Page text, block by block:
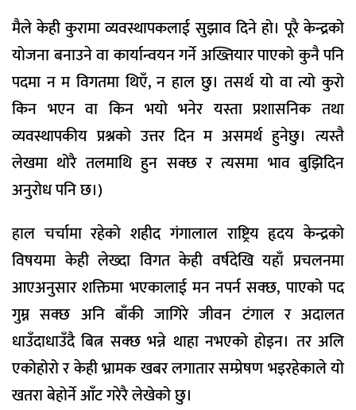
मैले केही कुरामा व्यवस्थापकलाई सुझाव दिने हो। पूरै केन्द्रको
योजना बनाउने वा कार्यान्वयन गर्ने अख्तियार पाएको कुनै पनि
पदमा न म विगतमा थिएँ, न हाल छु। तसर्थ यो वा त्यो कुरो
किन भएन वा किन भयो भनेर यस्ता प्रशासनिक तथा
व्यवस्थापकीय प्रश्नको उत्तर दिन म असमर्थ हुनेछु। त्यस्तै
लेखमा थोरै तलमाथि हुन सक्छ र त्यसमा भाव बुझिदिन
अनुरोध पनि छ।)
हाल चर्चामा रहेको शहीद गंगालाल राष्ट्रिय हृदय केन्द्रको
विषयमा केही लेख्दा विगत केही वर्षदेखि यहाँ प्रचलनमा
आएअनुसार शक्तिमा भएकालाई मन नपर्न सक्छ, पाएको पद
गुम्न सक्छ अनि बाँकी जागिरे जीवन टंगाल र अदालत
धाउँदाधाउँदै बित्न सक्छ भन्ने थाहा नभएको होइन। तर अलि
एकोहोरो र केही भ्रामक खबर लगातार सम्प्रेषण भइरहेकाले यो
खतरा बेहोर्ने आँट गरेरै लेखेको छु।